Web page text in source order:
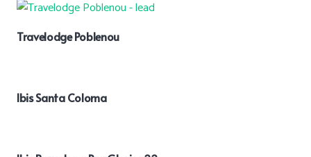
Travelodge Poblenou
Ibis Santa Coloma